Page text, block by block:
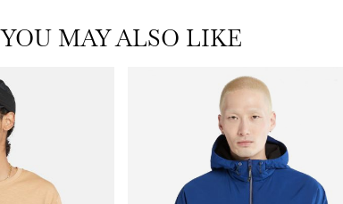
YOU MAY ALSO LIKE